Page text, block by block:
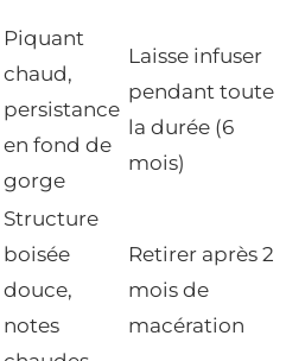
Piquant
chaud,
persistance
en fond de
gorge
Laisse infuser
pendant toute
la durée (6
mois)
Structure
boisée
douce,
notes
Retirer après 2
mois de
macération